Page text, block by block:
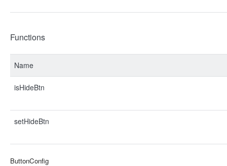
Functions
Name
isHideBtn
setHideBtn
ButtonConfig